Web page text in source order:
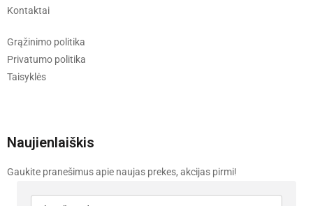
Kontaktai
Grąžinimo politika
Privatumo politika
Taisyklės
Naujienlaiškis
Gaukite pranešimus apie naujas prekes, akcijas pirmi!